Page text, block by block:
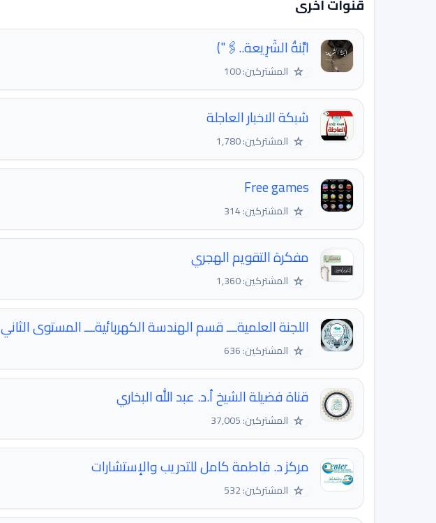
قنوات اخرى
ابَّنةُ الشَرِيعة..🖇️")
☆ المشتركين: 100
شبكة الاخبار العاجلة
☆ المشتركين: 1,780
Free games
☆ المشتركين: 314
مفكرة التقويم الهجري
☆ المشتركين: 1,360
اللجنة العلميةـــ قسم الهندسة الكهربائيةـــ المستوى الثاني
☆ المشتركين: 636
قناة فضيلة الشيخ أ.د. عبد الله البخاري
☆ المشتركين: 37,005
مركز د. فاطمة كامل للتدريب والإستشارات
☆ المشتركين: 532